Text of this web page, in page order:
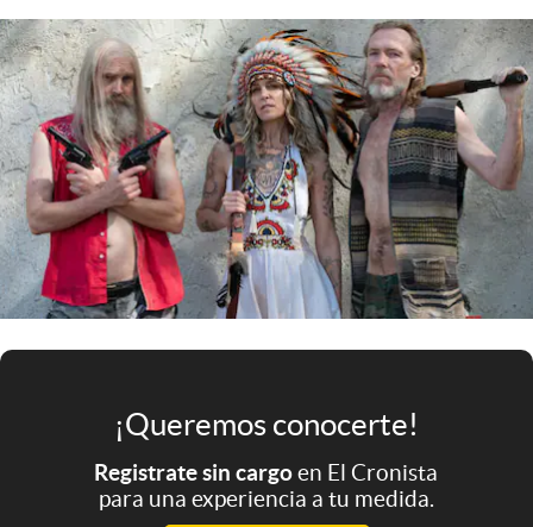
Apertura
Infotechnology
Clase
Clima
Mundial 2026
Eventos Corporativos
El Cronista Studio
¡Queremos conocerte!
Registrate sin cargoen El Cronista
para una experiencia a tu medida.